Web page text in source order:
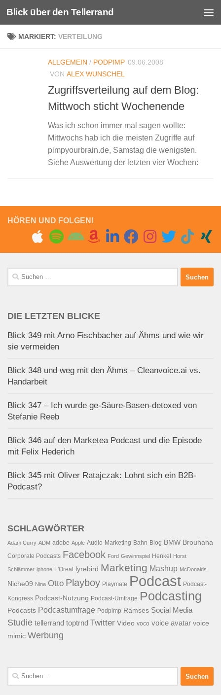
Unter dem Inhalt
Blick über den Tellerrand
MARKIERT: VERTEILUNG
ALLGEMEIN / PODPIMP 09.06.2008
VON ALEX WUNSCHEL
Zugriffsverteilung auf dem Blog:
Mittwoch sticht Wochenende
Was ich schon immer mal sagen wollte:
Mittwochs hab ich die meisten Zugriffe auf
pimpyourbrain.de, Samstag die wenigsten.
Siehe Auswertung der letzten vier Wochen:
HÖREN UND FOLGEN!
Suchen
nach:
DIE LETZTEN BLICKE
Blick 349 mit Arno Fischbacher auf Ähms und wie wir
sie vermeiden
Blick 348 und weg mit den Ähms – Cleanvoice.ai vs.
Handarbeit
Blick 347 – Ich wurde ge-Säure-Basen-detoxed von
Stefanie Reeb
Blick 346 auf den Marketea Podcast und die Episode
mit Felix Hederich
Blick 345 mit Oliver Ratajczak: Lohnt sich ein B2B-
Podcast?
SCHLAGWÖRTER
Adam Curry ADM adobe Apple Audio-Marketing Bahn Blog BMW Brouhaha
Corporate Podcasts Facebook Ford Gewinnspiel Henkel Horst
Schlämmer iphone L'Oreal lyrebird Marketing Mashup McDonalds
Niche09 Nina Otto Playboy Playmate Podcast Podcast-
Kongress Podcast-Nutzung Podcast-Umfrage Podcasting
Podcasts Podcastumfrage Podpimp Ramses Social Media
Studie tellerrand toptrnd Twitter Video voco voice avatar voice
mimic Werbung
Suchen
nach: